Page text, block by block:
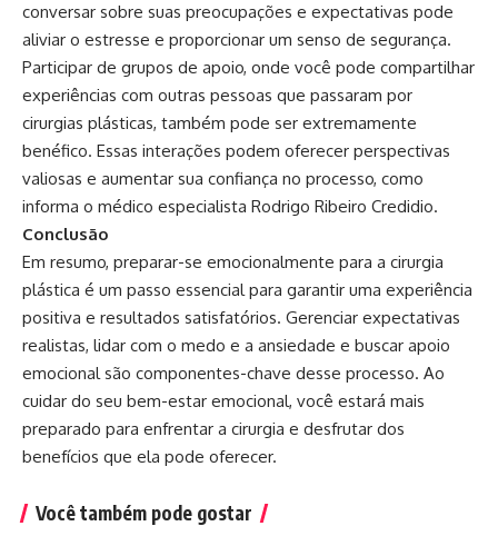
conversar sobre suas preocupações e expectativas pode
aliviar o estresse e proporcionar um senso de segurança.
Participar de grupos de apoio, onde você pode compartilhar
experiências com outras pessoas que passaram por
cirurgias plásticas, também pode ser extremamente
benéfico. Essas interações podem oferecer perspectivas
valiosas e aumentar sua confiança no processo, como
informa o médico especialista Rodrigo Ribeiro Credidio.
Conclusão
Em resumo, preparar-se emocionalmente para a cirurgia
plástica é um passo essencial para garantir uma experiência
positiva e resultados satisfatórios. Gerenciar expectativas
realistas, lidar com o medo e a ansiedade e buscar apoio
emocional são componentes-chave desse processo. Ao
cuidar do seu bem-estar emocional, você estará mais
preparado para enfrentar a cirurgia e desfrutar dos
benefícios que ela pode oferecer.
Você também pode gostar